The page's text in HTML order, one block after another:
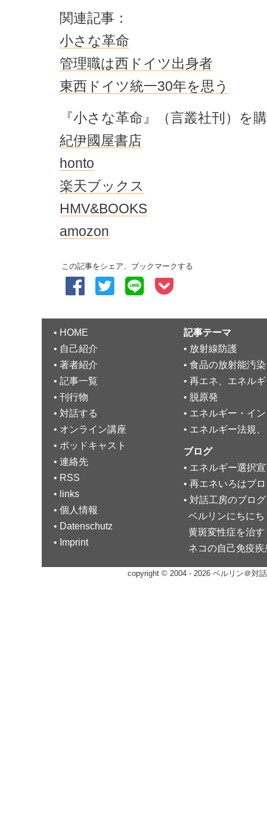
関連記事：
小さな革命
管理職は西ドイツ出身者
東西ドイツ統一30年を思う
『小さな革命』（言叢社刊）を
紀伊國屋書店
honto
楽天ブックス
HMV&BOOKS
amozon
この記事をシェア、ブックマークする